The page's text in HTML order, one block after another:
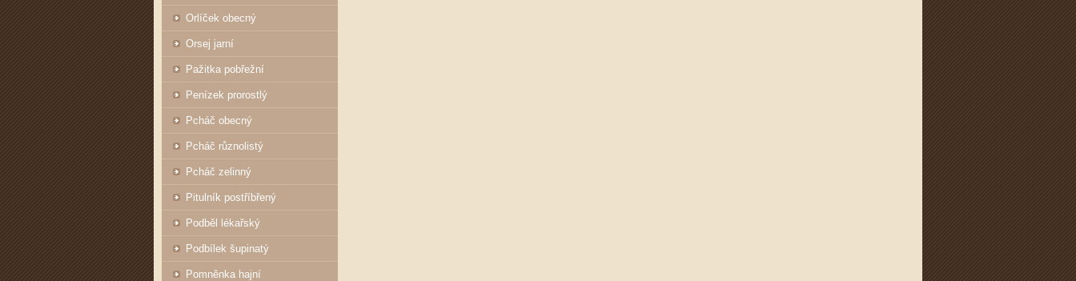
Orlíček obecný
Orsej jarní
Pažitka pobřežní
Penízek prorostlý
Pcháč obecný
Pcháč různolistý
Pcháč zelinný
Pitulník postříbřený
Podběl lékařský
Podbílek šupinatý
Pomněnka hajní